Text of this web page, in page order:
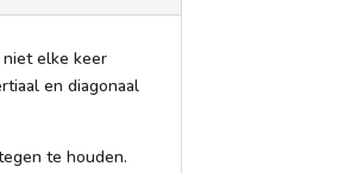
elke keer
en diagonaal
te houden.